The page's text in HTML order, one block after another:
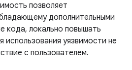
позволяет
дополнительными
кода, локально повышать
использования уязвимости не
с пользователем.